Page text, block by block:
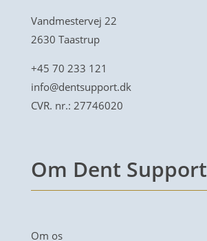
Vandmestervej 22
2630 Taastrup
+45 70 233 121
info@dentsupport.dk
CVR. nr.: 27746020
Om Dent Support
Om os